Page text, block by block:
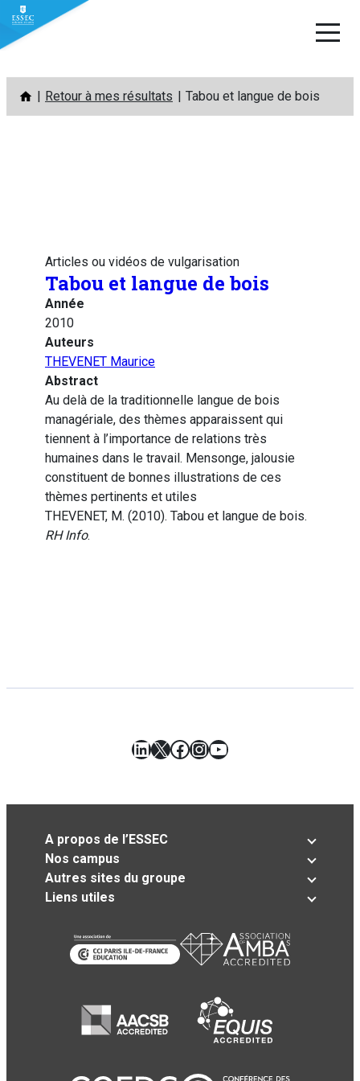
Aller
contenu
Retour à mes résultats Tabou et langue de bois
Articles ou vidéos de vulgarisation
Tabou et langue de bois
Année
2010
Auteurs
THEVENET Maurice
Abstract
Au delà de la traditionnelle langue de bois
managériale, des thèmes apparaissent qui
tiennent à l’importance de relations très
humaines dans le travail. Mensonge, jalousie
constituent de bonnes illustrations de ces
thèmes pertinents et utiles
THEVENET, M. (2010). Tabou et langue de bois.
RH Info.
LinkedIn
X Facebook
Instagram
YouTube
A propos de l’ESSEC
Nos campus
Autres sites du groupe
Liens utiles